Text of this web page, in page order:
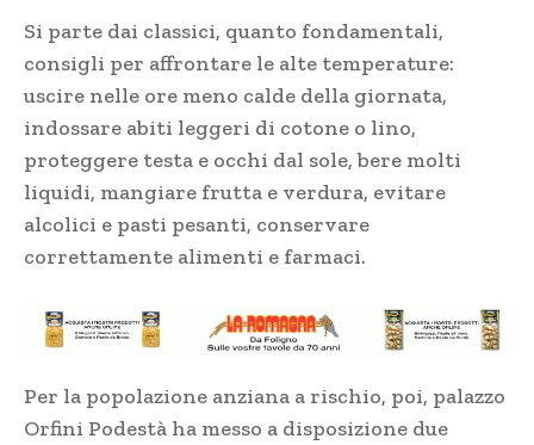
Si parte dai classici, quanto fondamentali,
consigli per affrontare le alte temperature:
uscire nelle ore meno calde della giornata,
indossare abiti leggeri di cotone o lino,
proteggere testa e occhi dal sole, bere molti
liquidi, mangiare frutta e verdura, evitare
alcolici e pasti pesanti, conservare
correttamente alimenti e farmaci.
Per la popolazione anziana a rischio, poi, palazzo
Orfini Podestà ha messo a disposizione due